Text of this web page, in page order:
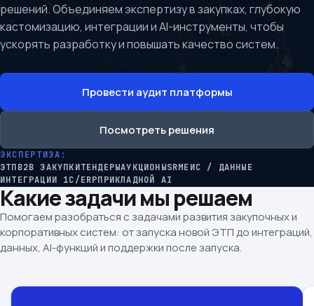
решений. Объединяем экспертизу в закупках, глубокую
кастомизацию, интеграции и AI-инструменты, чтобы
ускорять разработку и повышать качество систем.
Провести аудит платформы
Посмотреть решения
ЭКСПЕРТИЗА:
ЭТПB2B ЗАКУПКИТЕНДЕРЫАУКЦИОНЫSRMЕИС / ДАННЫЕ
ИНТЕГРАЦИИ 1C/ERPПРИКЛАДНОЙ AI
Какие задачи мы решаем
Помогаем разобраться с задачами развития закупочных и
корпоративных систем: от запуска новой ЭТП до интеграций,
данных, AI-функций и поддержки после запуска.